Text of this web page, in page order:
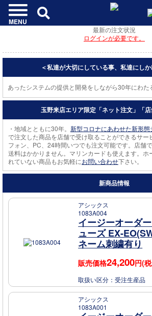
MENU
最新の注文状況
ログインが必要です。
＜私達が大切にしている事、私達にし
たシステムの提供と開発をしながら30年にわ
玉野来店エリア限定「ネット注文」「店
・地域とともに30年。 新型コロナにあわせた新形態
で注文した商品を店舗で受け取ることができるサー
フォン、PC、24時間いつでも注文可能です。店舗
送料はかかりません。マリンカードも使えます。ホ
れていない商品もお気軽にお問い合わせ下さい。
新商品情報
アシックス
1083A004
イージーオーダ
ューズ EX-
ネーム刺繍有り
販売価格24,200円(
取扱い区分：受注生産品
アシックス
1083A001